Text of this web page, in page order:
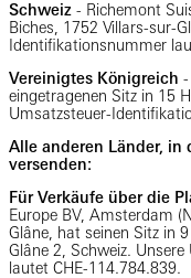
Schweiz - Richemont
Biches, 1752 Villars-sur-
Identifikationsnummer
Vereinigtes Königreich
eingetragenen Sitz in 15
Umsatzsteuer-
Alle anderen Länder, in
versenden:
Für Verkäufe über die
Europe BV, Amsterdam
Glâne, hat seinen Sitz in
Glâne 2, Schweiz.
lautet CHE-114.784.839.